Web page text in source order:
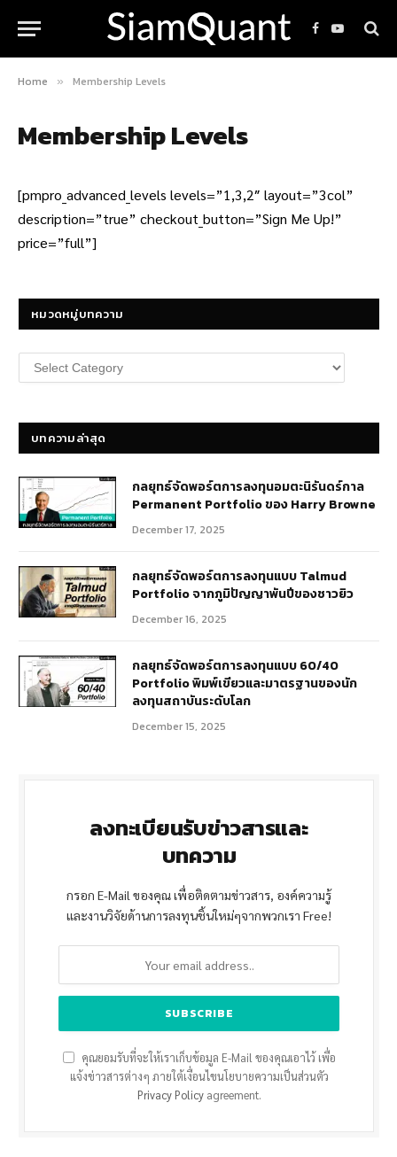
Facebook
YouTube
Home » Membership Levels
Membership Levels
[pmpro_advanced_levels levels=”1,3,2″ layout=”3col”
description=”true” checkout_button=”Sign Me Up!”
price=”full”]
หมวดหมู่บทความ
หมวด
หมู่
บทความล่าสุด
กลยุทธ์​จัดพอร์ตการลงทุนอมตะนิรันดร์กาล
Permanent Portfolio ของ Harry Browne
December 17, 2025
กลยุทธ์จัดพอร์ตการลงทุนแบบ Talmud
Portfolio จากภูมิปัญญาพันปีของชาวยิว
December 16, 2025
กลยุทธ์จัดพอร์ตการลงทุนแบบ 60/40
Portfolio พิมพ์เขียวและมาตรฐานของนัก
ลงทุนสถาบันระดับโลก
December 15, 2025
ลงทะเบียนรับข่าวสารและ
บทความ
กรอก E-Mail ของคุณ เพื่อติดตามข่าวสาร, องค์ความรู้
และงานวิจัยด้านการลงทุนชิ้นใหม่ๆจากพวกเรา Free!
คุณยอมรับที่จะให้เราเก็บข้อมูล E-Mail ของคุณเอาไว้ เพื่อ
แจ้งข่าวสารต่างๆ ภายใต้เงื่อนไขนโยบายความเป็นส่วนตัว
Privacy Policyagreement.